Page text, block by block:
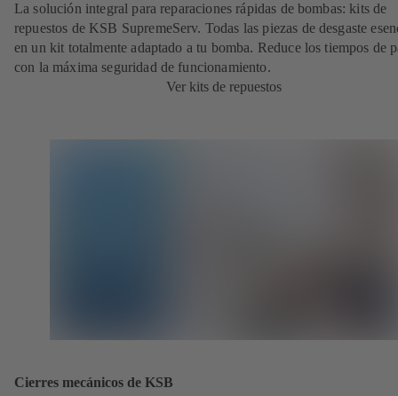
La solución integral para reparaciones rápidas de bombas: kits de
repuestos de KSB SupremeServ. Todas las piezas de desgaste
en un kit totalmente adaptado a tu bomba. Reduce los tiempos de
con la máxima seguridad de funcionamiento.
Ver kits de repuestos
Cierres mecánicos de KSB